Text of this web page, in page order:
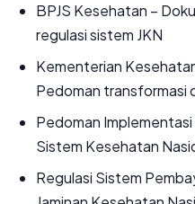
BPJS Kesehatan –
regulasi sistem JKN
Kementerian
Pedoman transformasi
Pedoman
Sistem Kesehatan
Regulasi Sistem